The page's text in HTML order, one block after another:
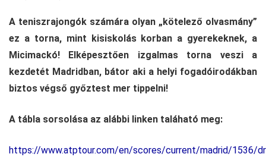
A teniszrajongók számára olyan „kötelező olvasmány”
ez a torna, mint kisiskolás korban a gyerekeknek, a
Micimackó! Elképesztően izgalmas torna veszi a
kezdetét Madridban, bátor aki a helyi fogadóirodákban
biztos végső győztest mer tippelni!
A tábla sorsolása az alábbi linken taláható meg:
https://www.atptour.com/en/scores/current/madrid/1536/